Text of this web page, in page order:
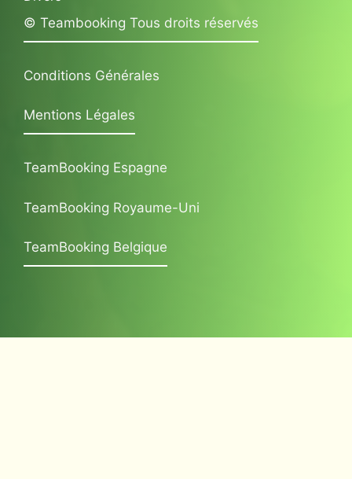
© Teambooking Tous droits réservés
Conditions Générales
Mentions Légales
TeamBooking Espagne
TeamBooking Royaume-Uni
TeamBooking Belgique